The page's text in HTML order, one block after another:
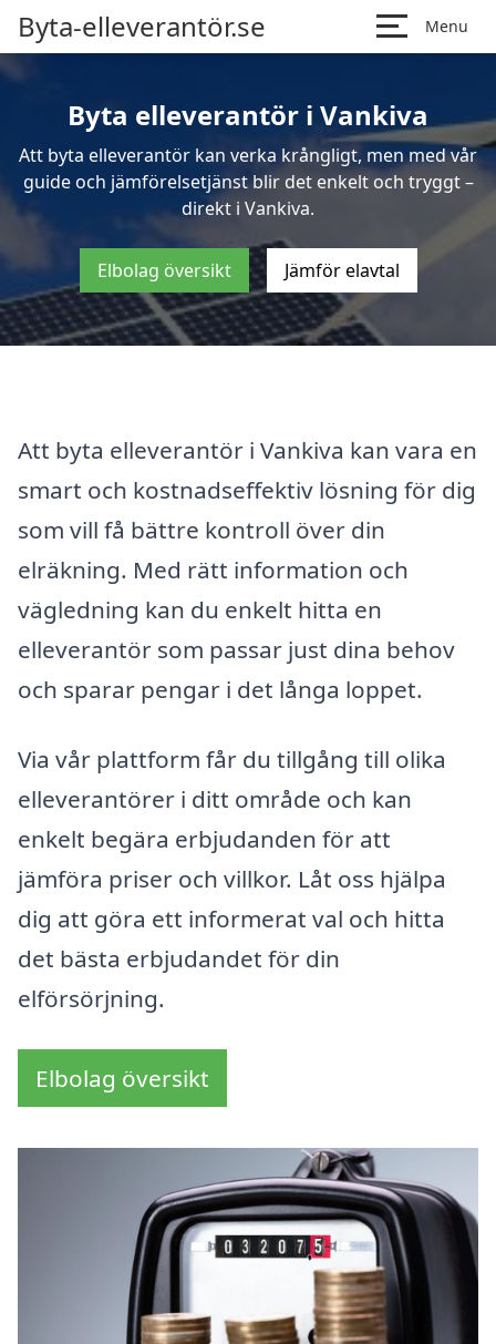
Byta-elleverantör.se Menu
Byta elleverantör i Vankiva
Att byta elleverantör kan verka krångligt, men med vår
guide och jämförelsetjänst blir det enkelt och tryggt –
direkt i Vankiva.
Elbolag översikt Jämför elavtal
Att byta elleverantör i Vankiva kan vara en
smart och kostnadseffektiv lösning för dig
som vill få bättre kontroll över din
elräkning. Med rätt information och
vägledning kan du enkelt hitta en
elleverantör som passar just dina behov
och sparar pengar i det långa loppet.
Via vår plattform får du tillgång till olika
elleverantörer i ditt område och kan
enkelt begära erbjudanden för att
jämföra priser och villkor. Låt oss hjälpa
dig att göra ett informerat val och hitta
det bästa erbjudandet för din
elförsörjning.
Elbolag översikt